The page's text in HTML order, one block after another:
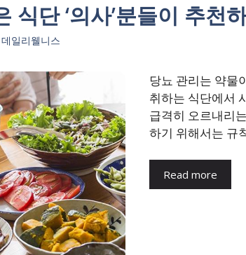
식단 ‘의사’분들이 추천
데일리웰니스
당뇨 관리는 약물
취하는 식단에서
급격히 오르내리
하기 위해서는 규
Read more